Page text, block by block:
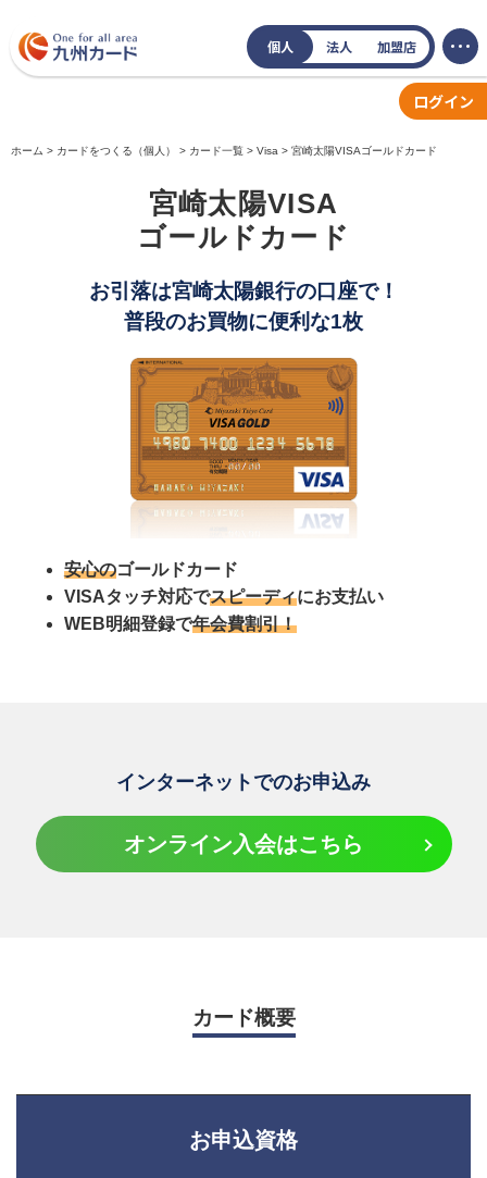
個人 法人 加盟店
ログイン
ホーム カードをつくる（個人） カード一覧 Visa 宮崎太陽VISAゴールドカード
宮崎太陽VISA
ゴールドカード
お引落は宮崎太陽銀行の口座で！
普段のお買物に便利な1枚
安心のゴールドカード
VISAタッチ対応でスピーディにお支払い
WEB明細登録で年会費割引！
インターネットでのお申込み
オンライン入会はこちら
カード概要
お申込資格